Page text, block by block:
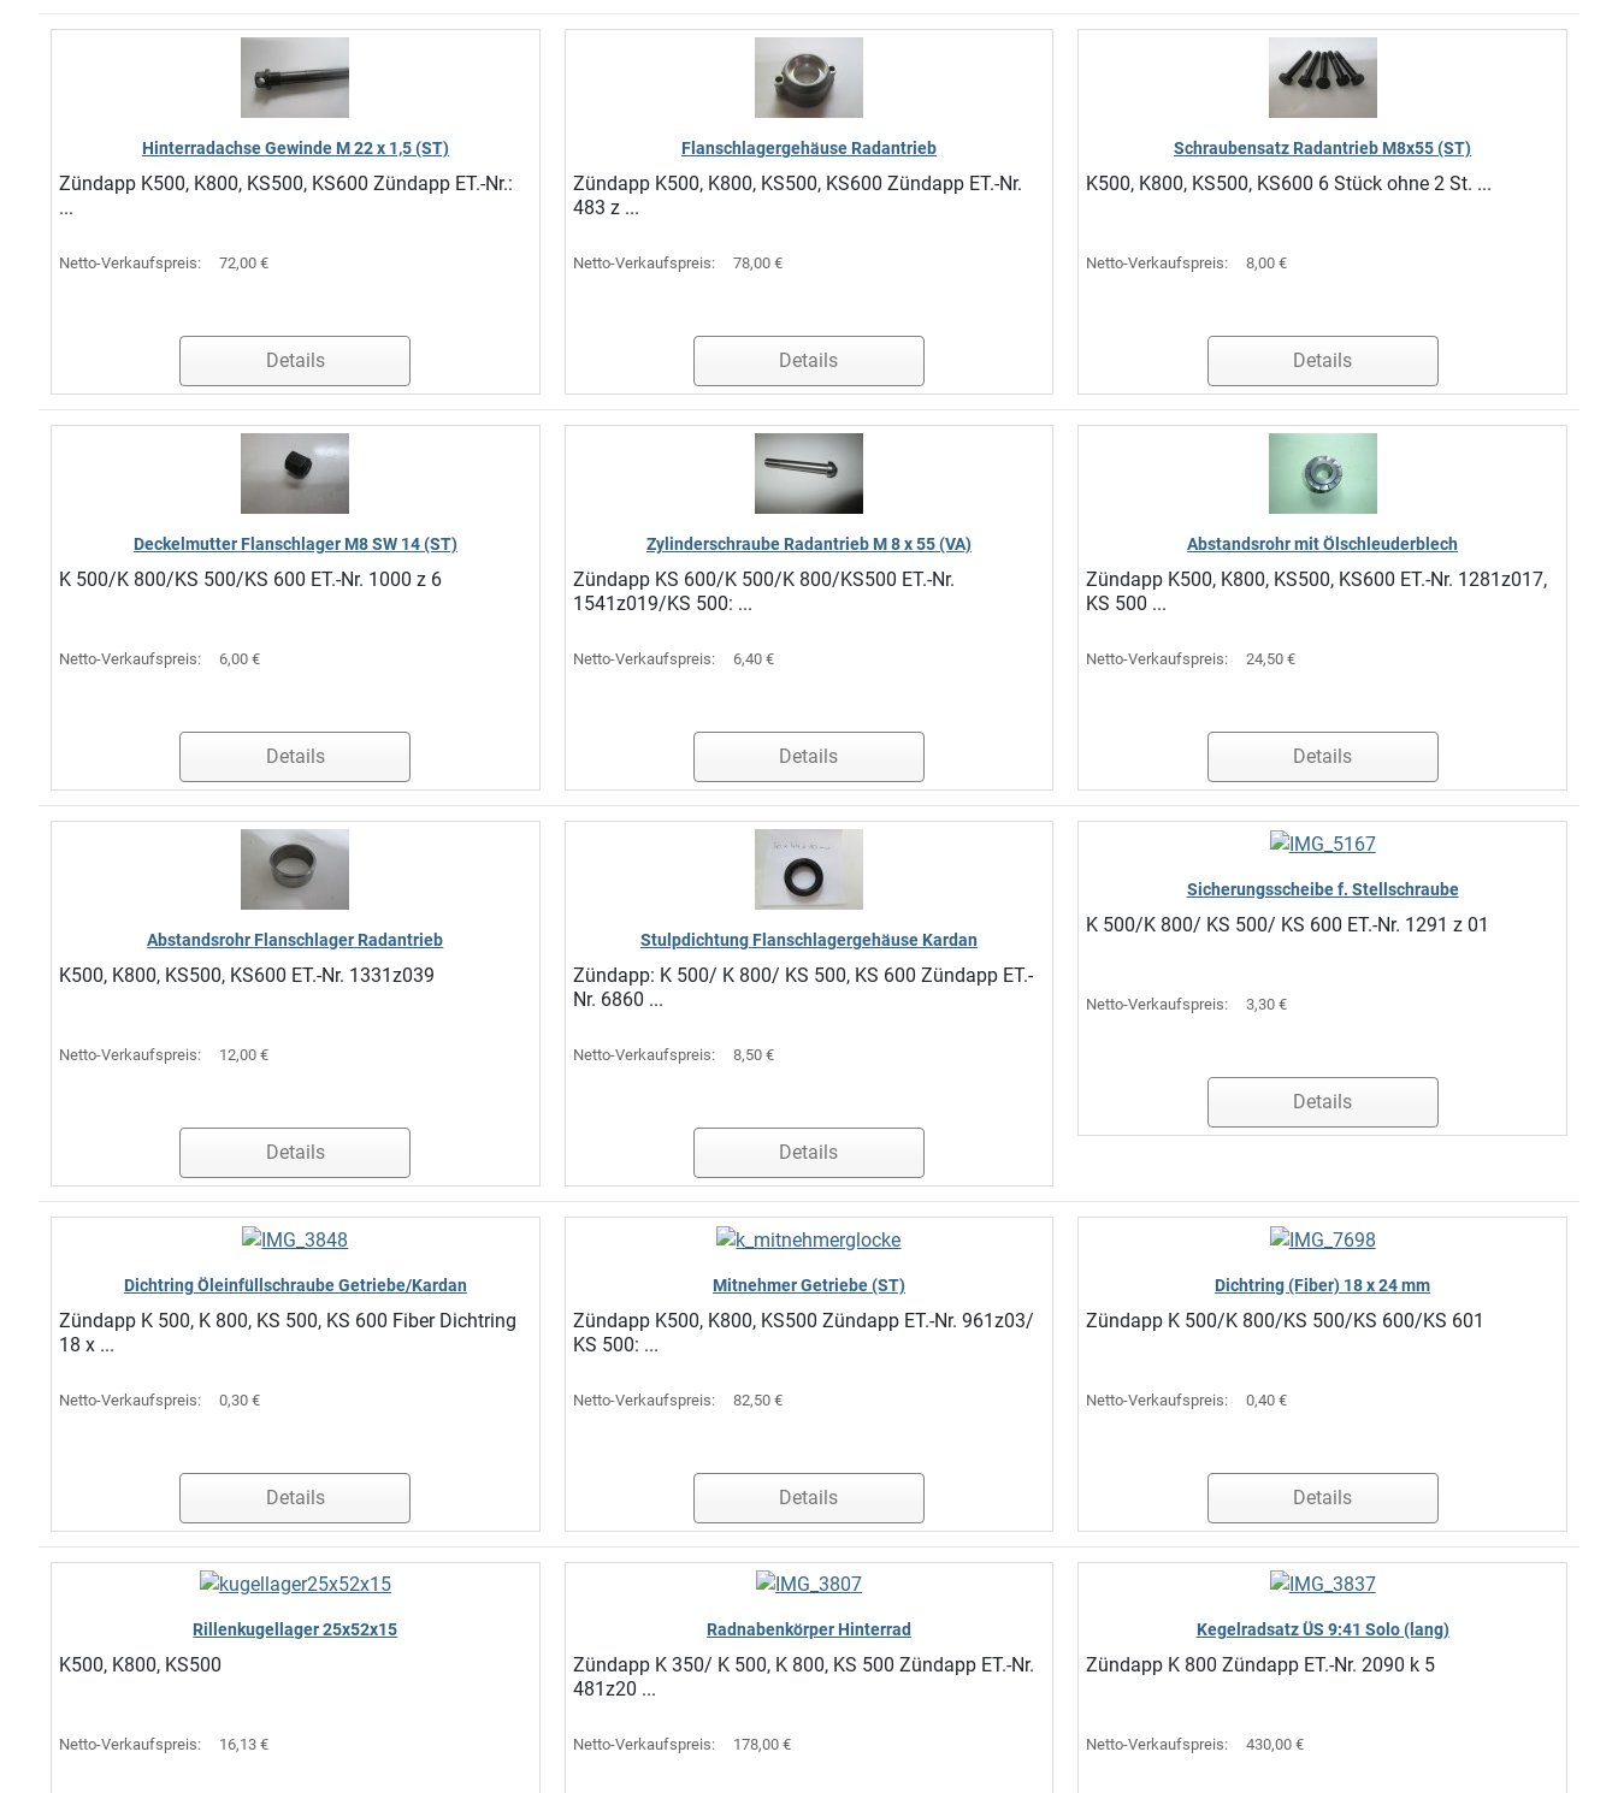
Hinterradachse Gewinde M 22 x 1,5 (ST)
Zündapp K500, K800, KS500, KS600 Zündapp ET.-Nr.:
...
Netto-Verkaufspreis: 72,00 €
Details
Flanschlagergehäuse Radantrieb
Zündapp K500, K800, KS500, KS600 Zündapp ET.-Nr.
483 z ...
Netto-Verkaufspreis: 78,00 €
Details
Schraubensatz Radantrieb M8x55 (ST)
K500, K800, KS500, KS600 6 Stück ohne 2 St. ...
Netto-Verkaufspreis: 8,00 €
Details
Deckelmutter Flanschlager M8 SW 14 (ST)
K 500/K 800/KS 500/KS 600 ET.-Nr. 1000 z 6
Netto-Verkaufspreis: 6,00 €
Details
Zylinderschraube Radantrieb M 8 x 55 (VA)
Zündapp KS 600/K 500/K 800/KS500 ET.-Nr.
1541z019/KS 500: ...
Netto-Verkaufspreis: 6,40 €
Details
Abstandsrohr mit Ölschleuderblech
Zündapp K500, K800, KS500, KS600 ET.-Nr. 1281z017,
KS 500 ...
Netto-Verkaufspreis: 24,50 €
Details
Abstandsrohr Flanschlager Radantrieb
K500, K800, KS500, KS600 ET.-Nr. 1331z039
Netto-Verkaufspreis: 12,00 €
Details
Stulpdichtung Flanschlagergehäuse Kardan
Zündapp: K 500/ K 800/ KS 500, KS 600 Zündapp ET.-
Nr. 6860 ...
Netto-Verkaufspreis: 8,50 €
Details
Sicherungsscheibe f. Stellschraube
K 500/K 800/ KS 500/ KS 600 ET.-Nr. 1291 z 01
Netto-Verkaufspreis: 3,30 €
Details
Dichtring Öleinfüllschraube Getriebe/Kardan
Zündapp K 500, K 800, KS 500, KS 600 Fiber Dichtring
18 x ...
Netto-Verkaufspreis: 0,30 €
Details
Mitnehmer Getriebe (ST)
Zündapp K500, K800, KS500 Zündapp ET.-Nr. 961z03/
KS 500: ...
Netto-Verkaufspreis: 82,50 €
Details
Dichtring (Fiber) 18 x 24 mm
Zündapp K 500/K 800/KS 500/KS 600/KS 601
Netto-Verkaufspreis: 0,40 €
Details
Rillenkugellager 25x52x15
K500, K800, KS500
Netto-Verkaufspreis: 16,13 €
Radnabenkörper Hinterrad
Zündapp K 350/ K 500, K 800, KS 500 Zündapp ET.-Nr.
481z20 ...
Netto-Verkaufspreis: 178,00 €
Kegelradsatz ÜS 9:41 Solo (lang)
Zündapp K 800 Zündapp ET.-Nr. 2090 k 5
Netto-Verkaufspreis: 430,00 €